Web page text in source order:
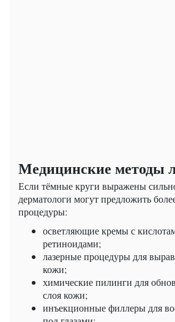
Медицинские методы
Если тёмные круги выражены
дерматологи могут предложить
процедуры:
осветляющие кремы с
ретиноидами;
лазерные процедуры для
кожи;
химические пилинги для
слоя кожи;
инъекционные филлеры для